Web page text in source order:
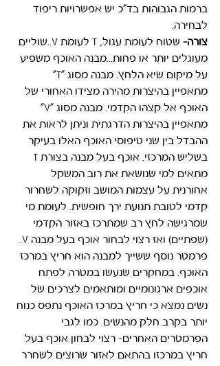
ברמות הגבוהות בד"כ יש אפשרויות ריפוד
לבחירה.
צורה-
שטוח לעומת עגול, T לעומת V..שוליים
מעוגלים יותר או פחות...מבנה האוכף משפיע
על מיקום שיא הלחץ. מבנה מסוג "T"
מתאפיין בהיצרות מהירה מצידו האחורי של
האוכף אל קצהו הקדמי. מבנה מסוג "V"
מתאפיין בהיצרות הדרגתית וניתן לראות את
ההבדל בין שני טיפוסי האוכף האלו בעיקר
מתאים למי שנושאת את רוב המשקל
אחורנית על עצמות המושב וזקוקה לשחרור
קדמי לטובת תנועת ירך חופשית. לעומת מי
שמרגישה לחץ רב שמתרכז באזור הקדמי
(שפתיים) ואז רצוי לבחור אוכף בעל מבנה V.
פרמטר נוסף ששייך למבנה הוא חריץ במרכז
האוכף. במחקרים שנעשו במטרה לפתח
אוכפים ארגונומיים ומותאמים לצרכים של
נשים נמצא כי חריץ במרכז האוכף נתפס כנוח
יותר בקרב חלק מהנשים. כמו לגבי
הפרמטרים האחרים- רצוי לבחון אוכף בעל
חריץ במרכזו בהתאם לאזור שרוצים לשחרר